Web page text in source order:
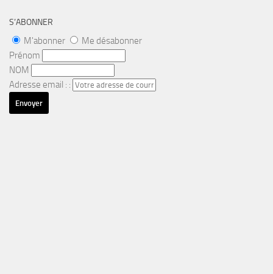
S’ABONNER
M'abonner
Me désabonner
Prénom
NOM
Adresse email : :